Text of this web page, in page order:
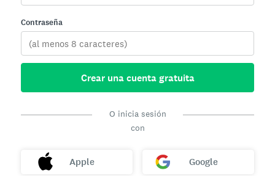
Contraseña
Crear una cuenta gratuita
O inicia sesión
con
Apple Google